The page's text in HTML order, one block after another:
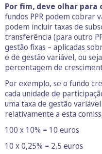
Por fim, deve olhar para
fundos PPR podem cobrar
podem incluir taxas de
transferência (para outro
gestão fixas – aplicadas
e de gestão variável, ou
percentagem de
Por exemplo, se o fundo
cada unidade de
uma taxa de gestão
relativamente a esta
100 x 10% = 10 euros
10 x 0,25% = 2,5 euros